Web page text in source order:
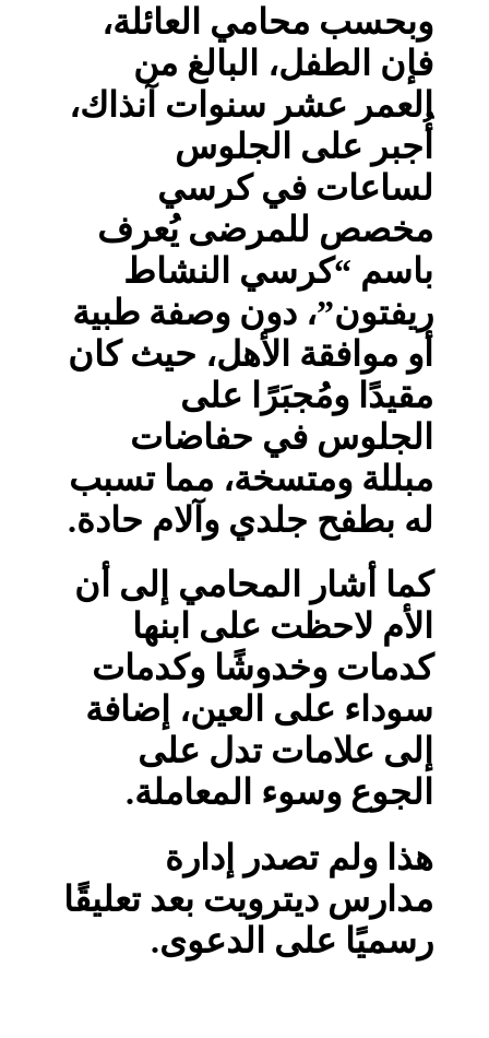
وبحسب محامي العائلة،
فإن الطفل، البالغ من
العمر عشر سنوات آنذاك،
أُجبر على الجلوس
لساعات في كرسي
مخصص للمرضى يُعرف
باسم “كرسي النشاط
ريفتون”، دون وصفة طبية
أو موافقة الأهل، حيث كان
مقيدًا ومُجبَرًا على
الجلوس في حفاضات
مبللة ومتسخة، مما تسبب
له بطفح جلدي وآلام حادة.
كما أشار المحامي إلى أن
الأم لاحظت على ابنها
كدمات وخدوشًا وكدمات
سوداء على العين، إضافة
إلى علامات تدل على
الجوع وسوء المعاملة.
هذا ولم تصدر إدارة
مدارس ديترويت بعد تعليقًا
رسميًا على الدعوى.